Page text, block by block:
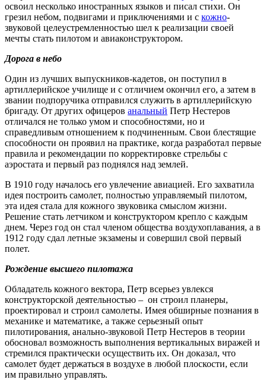
освоил несколько иностранных языков и писал стихи. Он
грезил небом, подвигами и приключениями и с кожно-
звуковой целеустремленностью шел к реализации своей
мечты стать пилотом и авиаконструктором.
Дорога в небо
Один из лучших выпускников-кадетов, он поступил в
артиллерийское училище и с отличием окончил его, а затем в
звании подпоручика отправился служить в артиллерийскую
бригаду. От других офицеров анальный Петр Нестеров
отличался не только умом и способностями, но и
справедливым отношением к подчиненным. Свои блестящие
способности он проявил на практике, когда разработал первые
правила и рекомендации по корректировке стрельбы с
аэростата и первый раз поднялся над землей.
В 1910 году началось его увлечение авиацией. Его захватила
идея построить самолет, полностью управляемый пилотом,
эта идея стала для кожного звуковика смыслом жизни.
Решение стать летчиком и конструктором крепло с каждым
днем. Через год он стал членом общества воздухоплавания, а в
1912 году сдал летные экзамены и совершил свой первый
полет.
Рождение высшего пилотажа
Обладатель кожного вектора, Петр всерьез увлекся
конструкторской деятельностью – он строил планеры,
проектировал и строил самолеты. Имея обширные познания в
механике и математике, а также серьезный опыт
пилотирования, анально-звуковой Петр Нестеров в теории
обосновал возможность выполнения вертикальных виражей и
стремился практически осуществить их. Он доказал, что
самолет будет держаться в воздухе в любой плоскости, если
им правильно управлять.